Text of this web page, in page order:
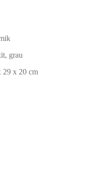
grau
29 x 20 cm